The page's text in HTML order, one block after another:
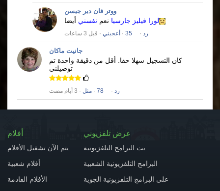
ووتر فان دير جيسن
لورا فيليز جارسيا نعم نفسني أيضا
رد ·
35
· أعجبني · قبل 3 ساعات
جانيت ماكان
كان التسجيل سهلا حقا. أقل من دقيقة واحدة تم
توصيلني
رد ·
78
· مثل · 3 أيام مضت
أفلام
يتم الآن تشغيل الأفلام
أفلام شعبية
الأفلام القادمة
عرض تلفزيوني
بث البرامج التلفزيونية
البرامج التلفزيونية الشعبية
على البرامج التلفزيونية الجوية